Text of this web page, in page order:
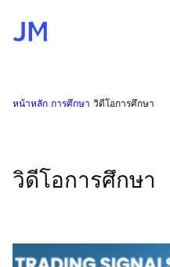
หน้าหลัก การศึกษา วิดีโอการศึกษา
วิดีโอการศึกษา